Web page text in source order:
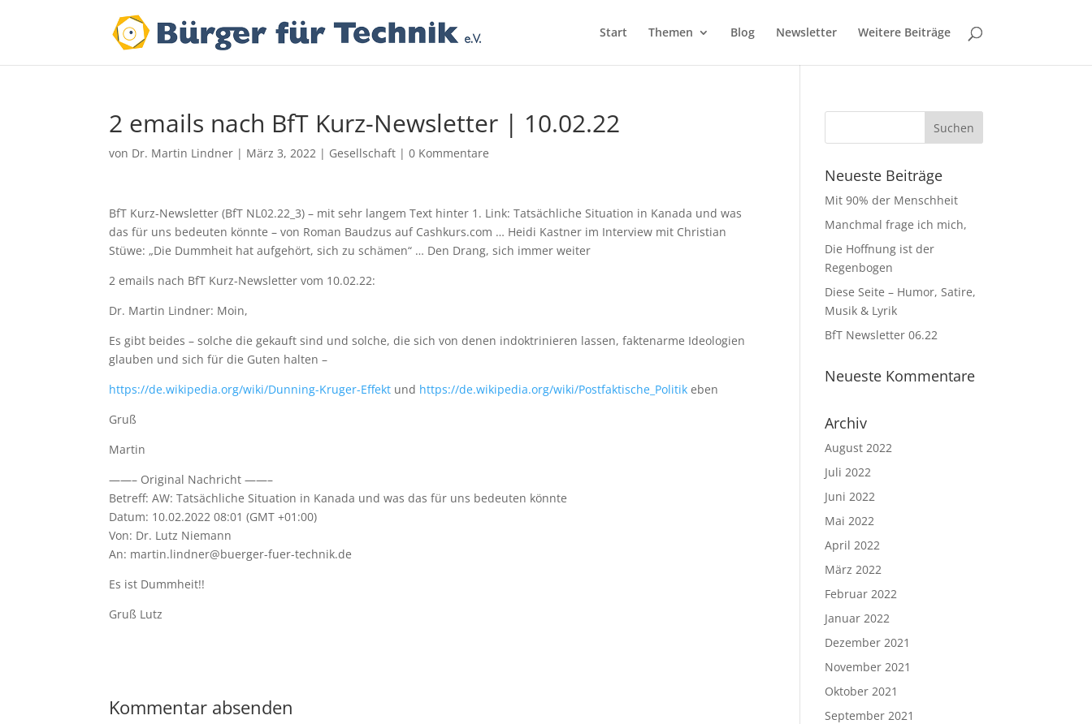
Start Themen Blog Newsletter Weitere Beiträge
2 emails nach BfT Kurz-Newsletter | 10.02.22
von Dr. Martin Lindner | März 3, 2022 | Gesellschaft |0 Kommentare
BfT Kurz-Newsletter (BfT NL02.22_3) – mit sehr langem Text hinter 1. Link: Tatsächliche Situation in Kanada und was
das für uns bedeuten könnte – von Roman Baudzus auf Cashkurs.com … Heidi Kastner im Interview mit Christian
Stüwe: „Die Dummheit hat aufgehört, sich zu schämen“ … Den Drang, sich immer weiter
2 emails nach BfT Kurz-Newsletter vom 10.02.22:
Dr. Martin Lindner: Moin,
Es gibt beides – solche die gekauft sind und solche, die sich von denen indoktrinieren lassen, faktenarme Ideologien
glauben und sich für die Guten halten –
https://de.wikipedia.org/wiki/Dunning-Kruger-Effekt und https://de.wikipedia.org/wiki/Postfaktische_Politik eben
Gruß
Martin
——– Original Nachricht ——–
Betreff: AW: Tatsächliche Situation in Kanada und was das für uns bedeuten könnte
Datum: 10.02.2022 08:01 (GMT +01:00)
Von: Dr. Lutz Niemann
An: martin.lindner@buerger-fuer-technik.de
Es ist Dummheit!!
Gruß Lutz
Kommentar absenden
Neueste Beiträge
Mit 90% der Menschheit
Manchmal frage ich mich,
Die Hoffnung ist der
Regenbogen
Diese Seite – Humor, Satire,
Musik & Lyrik
BfT Newsletter 06.22
Neueste Kommentare
Archiv
August 2022
Juli 2022
Juni 2022
Mai 2022
April 2022
März 2022
Februar 2022
Januar 2022
Dezember 2021
November 2021
Oktober 2021
September 2021